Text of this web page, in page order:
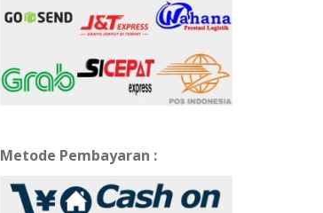
Metode Pembayaran :